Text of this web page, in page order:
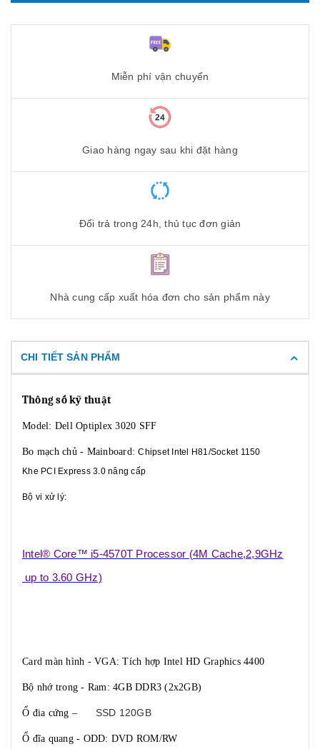
Miễn phí vận chuyển
Giao hàng ngay sau khi đặt hàng
Đổi trả trong 24h, thủ tục đơn giản
Nhà cung cấp xuất hóa đơn cho sản phẩm này
CHI TIẾT SẢN PHẨM
Thông số kỹ thuật
Model: Dell Optiplex 3020 SFF
Bo mạch chủ - Mainboard:Chipset Intel H81/Socket 1150
Khe PCI Express 3.0 nâng cấp
Bộ vi xử lý:
Intel® Core™ i5-4570T Processor (4M Cache,2,9GHz
up to 3.60 GHz)
Card màn hình - VGA: Tích hợp Intel HD Graphics 4400
Bộ nhớ trong - Ram: 4GB DDR3 (2x2GB)
Ổ đia cứng – SSD 120GB
Ổ đĩa quang - ODD: DVD ROM/RW